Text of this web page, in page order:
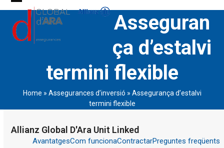
Skip
content
Open
mobile
menu
Close
mobile
menu
Asseguran
ça d’estalvi
termini flexible
Home » Assegurances d’inversió » Assegurança d’estalvi
termini flexible
Allianz Global D'Ara Unit Linked
AvantatgesCom funcionaContractarPreguntes freqüents